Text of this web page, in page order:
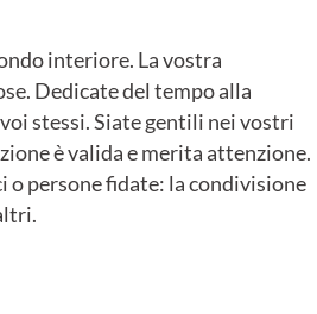
interiore. La vostra
Dedicate del tempo alla
stessi. Siate gentili nei vostri
è valida e merita attenzione.
o persone fidate: la condivisione